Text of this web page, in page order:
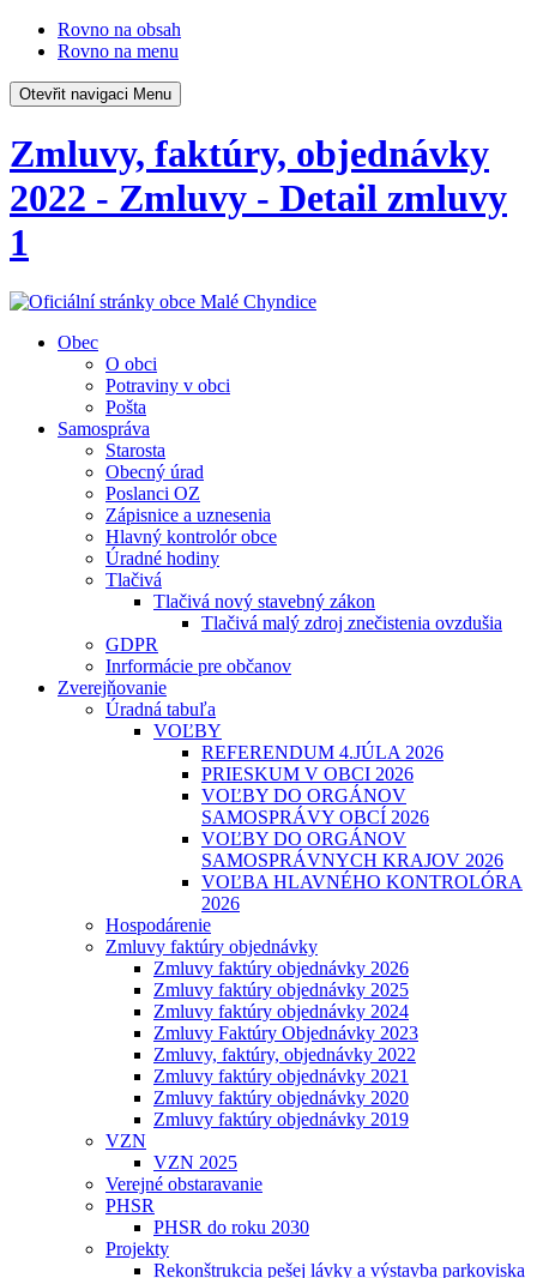
Rovno na obsah
Rovno na menu
Otevřit navigaci Menu
Zmluvy, faktúry, objednávky
2022 - Zmluvy - Detail zmluvy
1
Obec
O obci
Potraviny v obci
Pošta
Samospráva
Starosta
Obecný úrad
Poslanci OZ
Zápisnice a uznesenia
Hlavný kontrolór obce
Úradné hodiny
Tlačivá
Tlačivá nový stavebný zákon
Tlačivá malý zdroj znečistenia ovzdušia
GDPR
Inrformácie pre občanov
Zverejňovanie
Úradná tabuľa
VOĽBY
REFERENDUM 4.JÚLA 2026
PRIESKUM V OBCI 2026
VOĽBY DO ORGÁNOV
SAMOSPRÁVY OBCÍ 2026
VOĽBY DO ORGÁNOV
SAMOSPRÁVNYCH KRAJOV 2026
VOĽBA HLAVNÉHO KONTROLÓRA
2026
Hospodárenie
Zmluvy faktúry objednávky
Zmluvy faktúry objednávky 2026
Zmluvy faktúry objednávky 2025
Zmluvy faktúry objednávky 2024
Zmluvy Faktúry Objednávky 2023
Zmluvy, faktúry, objednávky 2022
Zmluvy faktúry objednávky 2021
Zmluvy faktúry objednávky 2020
Zmluvy faktúry objednávky 2019
VZN
VZN 2025
Verejné obstaravanie
PHSR
PHSR do roku 2030
Projekty
Rekonštrukcia pešej lávky a výstavba parkoviska